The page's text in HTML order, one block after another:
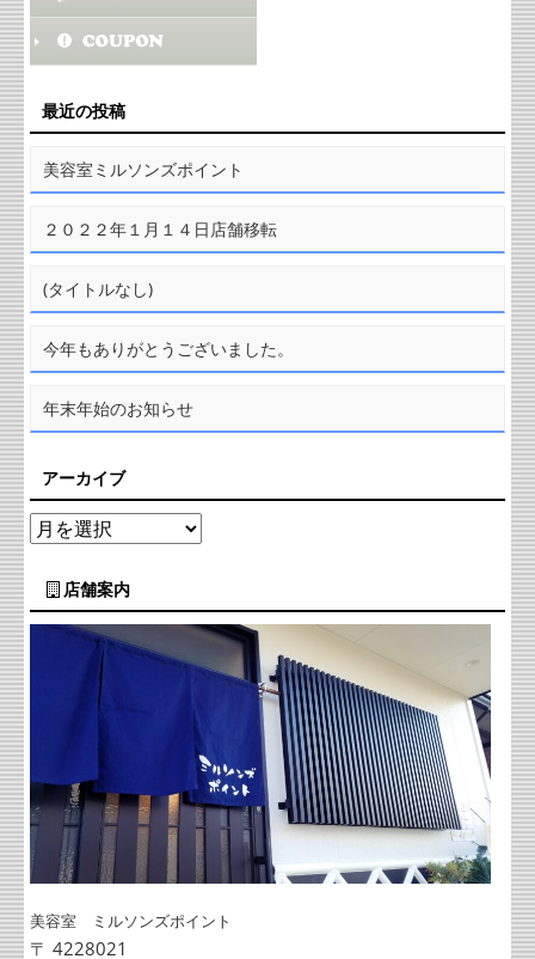
最近の投稿
美容室ミルソンズポイント
２０２２年１月１４日店舗移転
(タイトルなし)
今年もありがとうございました。
年末年始のお知らせ
アーカイブ
店舗案内
美容室 ミルソンズポイント
〒 4228021